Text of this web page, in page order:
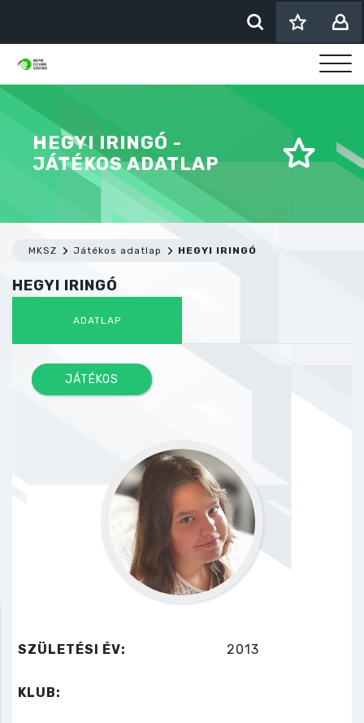
HEGYI IRINGÓ -
JÁTÉKOS ADATLAP
MKSZ Játékos adatlap HEGYI IRINGÓ
HEGYI IRINGÓ
ADATLAP
JÁTÉKOS
SZÜLETÉSI ÉV: 2013
KLUB: